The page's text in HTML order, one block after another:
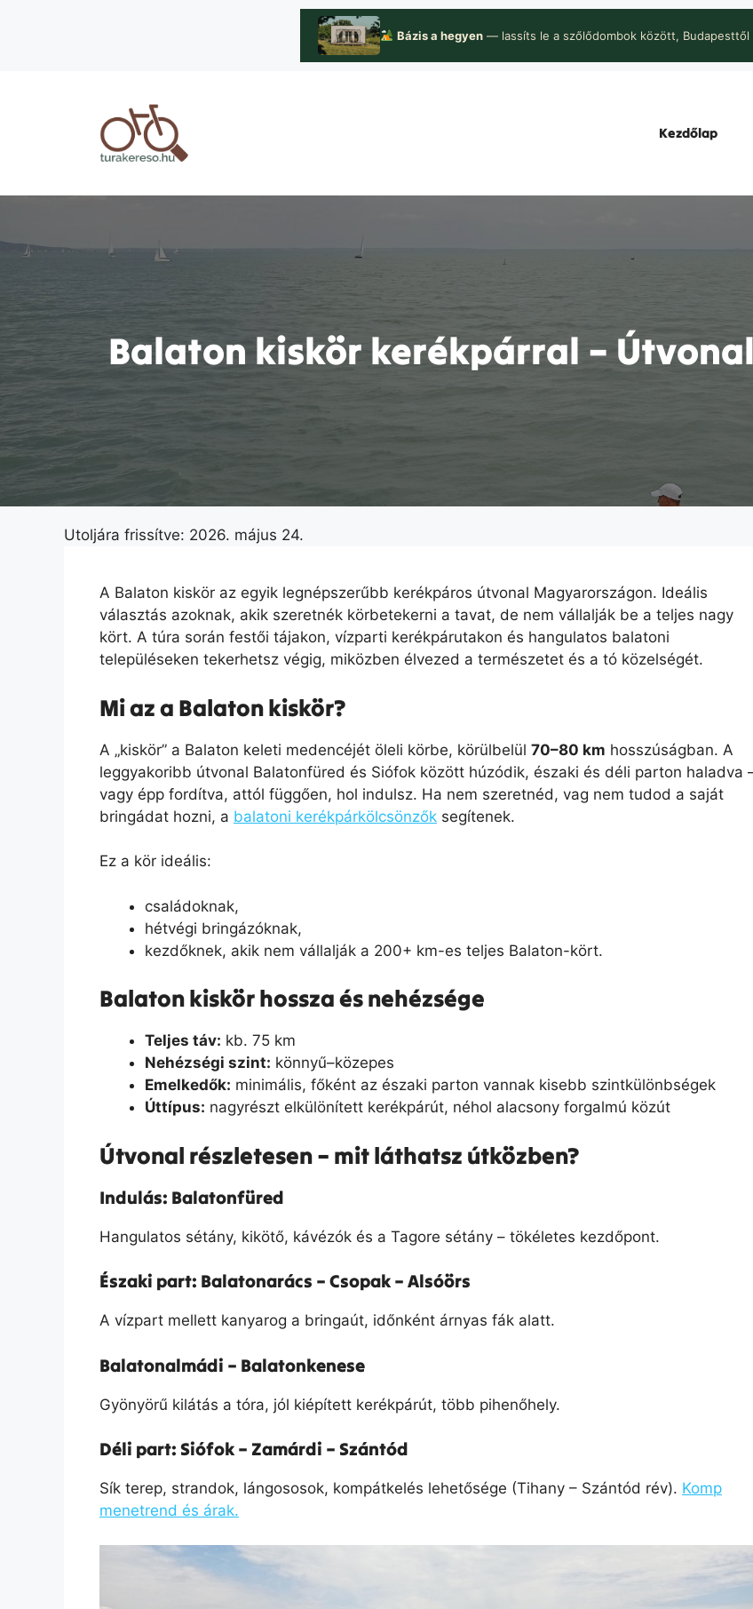
Bázis a hegyen — lassíts le a szőlődombok között, Budapesttől
Kezdőlap
Balaton kiskör kerékpárral –
Utoljára frissítve: 2026. május 24.
A Balaton kiskör az egyik legnépszerűbb kerékpáros útvonal Magyarországon. Ideális
választás azoknak, akik szeretnék körbetekerni a tavat, de nem vállalják be a teljes nagy
kört. A túra során festői tájakon, vízparti kerékpárutakon és hangulatos balatoni
településeken tekerhetsz végig, miközben élvezed a természetet és a tó közelségét.
Mi az a Balaton kiskör?
A „kiskör” a Balaton keleti medencéjét öleli körbe, körülbelül 70–80 km hosszúságban. A
leggyakoribb útvonal Balatonfüred és Siófok között húzódik, északi és déli parton haladva
vagy épp fordítva, attól függően, hol indulsz. Ha nem szeretnéd, vag nem tudod a saját
bringádat hozni, a balatoni kerékpárkölcsönzők segítenek.
Ez a kör ideális:
családoknak,
hétvégi bringázóknak,
kezdőknek, akik nem vállalják a 200+ km-es teljes Balaton-kört.
Balaton kiskör hossza és nehézsége
Teljes táv: kb. 75 km
Nehézségi szint: könnyű–közepes
Emelkedők: minimális, főként az északi parton vannak kisebb szintkülönbségek
Úttípus: nagyrészt elkülönített kerékpárút, néhol alacsony forgalmú közút
Útvonal részletesen – mit láthatsz útközben?
Indulás: Balatonfüred
Hangulatos sétány, kikötő, kávézók és a Tagore sétány – tökéletes kezdőpont.
Északi part: Balatonarács – Csopak – Alsóörs
A vízpart mellett kanyarog a bringaút, időnként árnyas fák alatt.
Balatonalmádi – Balatonkenese
Gyönyörű kilátás a tóra, jól kiépített kerékpárút, több pihenőhely.
Déli part: Siófok – Zamárdi – Szántód
Sík terep, strandok, lángososok, kompátkelés lehetősége (Tihany – Szántód rév). Komp
menetrend és árak.